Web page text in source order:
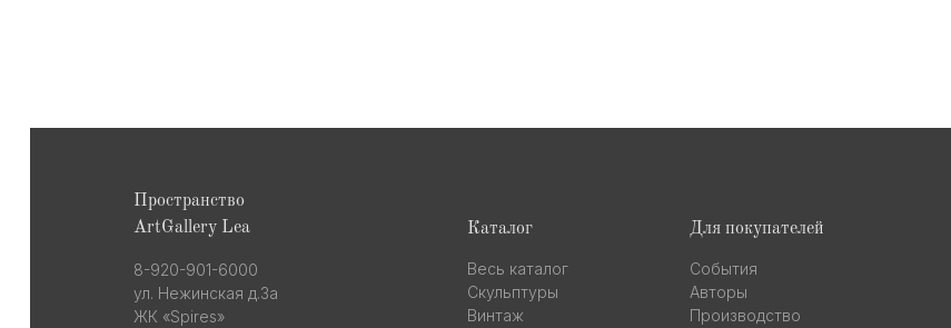
Пространство
ArtGallery Lea
Каталог
8-920-901-6000
ул. Нежинская д.3а
ЖК «Spires»
Для покупателей
Весь каталог
Скульптуры
Винтаж
События
Авторы
Производство